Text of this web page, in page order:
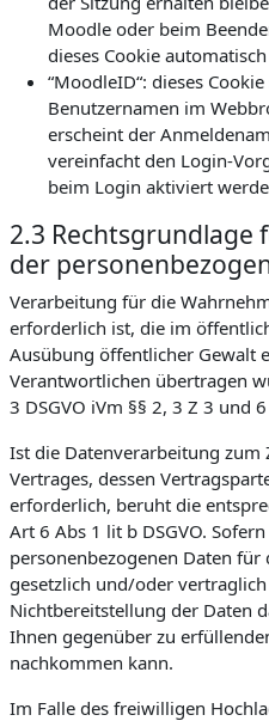
Moodle oder beim
dieses Cookie
“MoodleID“: dieses
Benutzernamen im
erscheint der
vereinfacht den Login-
beim Login aktiviert
2.3 Rechtsgrundlage
der
Verarbeitung für die
erforderlich ist, die im
Ausübung öffentlicher Gewalt
Verantwortlichen übertragen
3 DSGVO iVm §§ 2, 3 Z 3 und
Ist die Datenverarbeitung zum
Vertrages, dessen
erforderlich, beruht die
Art 6 Abs 1 lit b DSGVO.
personenbezogenen Daten
gesetzlich und/oder
Nichtbereitstellung der Daten
Ihnen gegenüber zu
nachkommen kann.
Im Falle des freiwilligen